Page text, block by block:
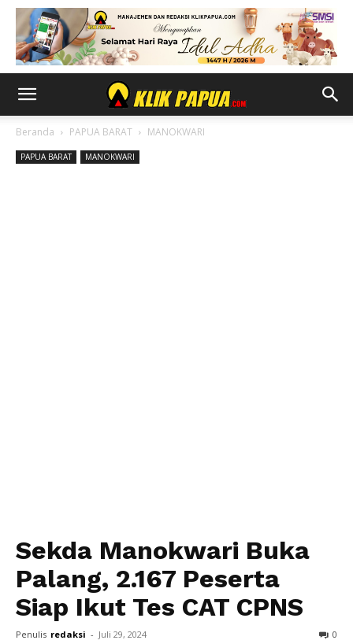
Beranda PAPUA BARAT MANOKWARI
PAPUA BARAT MANOKWARI
Sekda Manokwari Buka
Palang, 2.167 Peserta
Siap Ikut Tes CAT CPNS
Penulis redaksi - Juli 29, 2024 0